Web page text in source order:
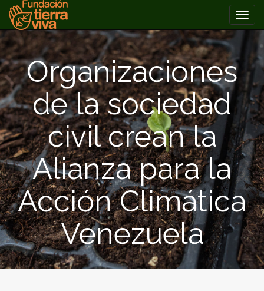
PRIMARY
MENU
Skip
to
contentOrganizaciones
de la sociedad
civil crean la
Alianza para la
Acción Climática
Venezuela